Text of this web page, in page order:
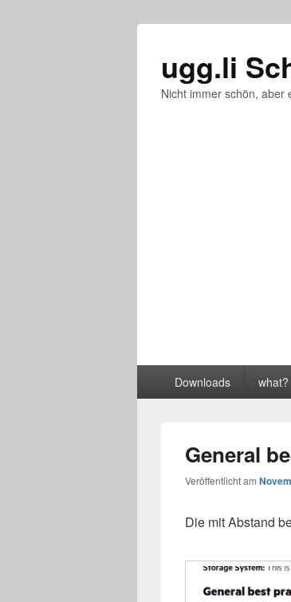
ugg.li
Nicht immer schön, aber
Downloads what?
General
Veröffentlicht am
Die mit Abstand